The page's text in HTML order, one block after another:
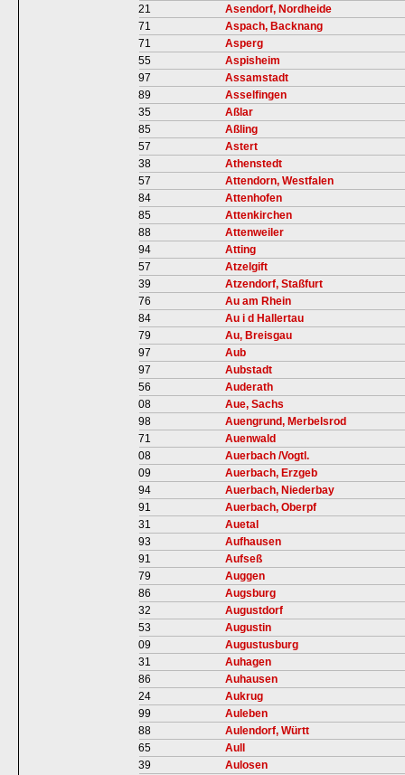
21
Asendorf, Nordheide
71
Aspach, Backnang
71
Asperg
55
Aspisheim
97
Assamstadt
89
Asselfingen
35
Aßlar
85
Aßling
57
Astert
38
Athenstedt
57
Attendorn, Westfalen
84
Attenhofen
85
Attenkirchen
88
Attenweiler
94
Atting
57
Atzelgift
39
Atzendorf, Staßfurt
76
Au am Rhein
84
Au i d Hallertau
79
Au, Breisgau
97
Aub
97
Aubstadt
56
Auderath
08
Aue, Sachs
98
Auengrund, Merbelsrod
71
Auenwald
08
Auerbach /Vogtl.
09
Auerbach, Erzgeb
94
Auerbach, Niederbay
91
Auerbach, Oberpf
31
Auetal
93
Aufhausen
91
Aufseß
79
Auggen
86
Augsburg
32
Augustdorf
53
Augustin
09
Augustusburg
31
Auhagen
86
Auhausen
24
Aukrug
99
Auleben
88
Aulendorf, Württ
65
Aull
39
Aulosen